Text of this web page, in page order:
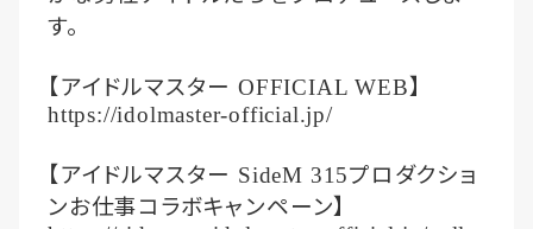
す。
【アイドルマスター OFFICIAL WEB】
https://idolmaster-official.jp/
【アイドルマスター SideM 315プロダクショ
ンお仕事コラボキャンペーン】